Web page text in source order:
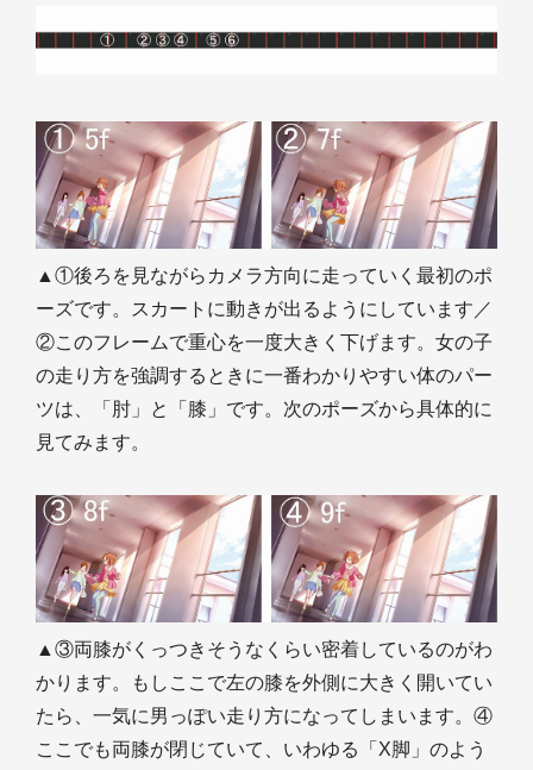
▲①後ろを見ながらカメラ方向に走っていく最初のポ
ーズです。スカートに動きが出るようにしています／
②このフレームで重心を一度大きく下げます。女の子
の走り方を強調するときに一番わかりやすい体のパー
ツは、「肘」と「膝」です。次のポーズから具体的に
見てみます。
▲③両膝がくっつきそうなくらい密着しているのがわ
かります。もしここで左の膝を外側に大きく開いてい
たら、一気に男っぽい走り方になってしまいます。④
ここでも両膝が閉じていて、いわゆる「X脚」のよう